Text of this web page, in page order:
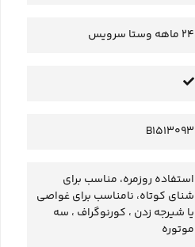
24 ماهه وستا سرویس
B1513093
استفاده روزمره، مناسب برای
شنای کوتاه، نامناسب برای غواصی
یا شیرجه زدن ، کورنوگراف ، سه
موتوره